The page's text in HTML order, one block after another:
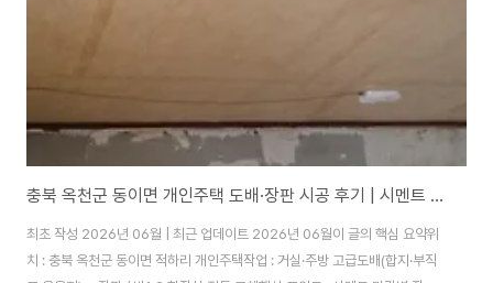
충북 옥천군 동이면 개인주택 도배·장판 시공 후기 | 시멘트 마감벽 고급도배 현장 기록
최초 작성 2026년 06월 | 최근 업데이트 2026년 06월이 글의 핵심 요약위
치 : 충북 옥천군 동이면 적하리 개인주택작업 : 거실·주방 고급도배(합지·부직